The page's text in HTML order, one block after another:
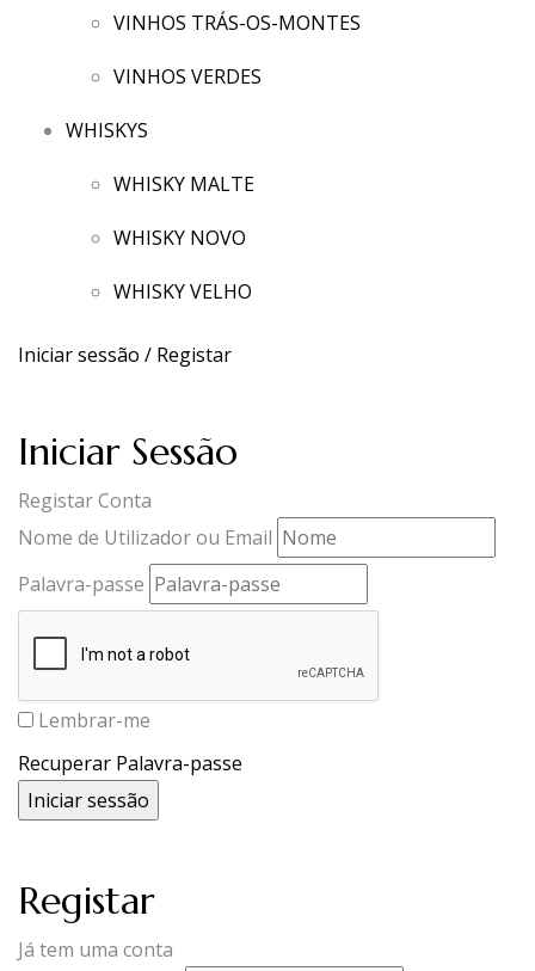
VINHOS TRÁS-OS-MONTES
VINHOS VERDES
WHISKYS
WHISKY MALTE
WHISKY NOVO
WHISKY VELHO
Iniciar sessão / Registar
Iniciar Sessão
Registar Conta
Nome de Utilizador ou Email
Palavra-passe
Lembrar-me
Recuperar Palavra-passe
Registar
Já tem uma conta